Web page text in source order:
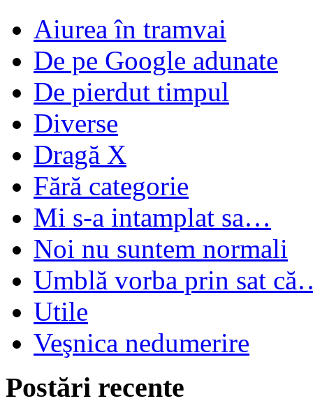
Aiurea în tramvai
De pe Google adunate
De pierdut timpul
Diverse
Dragă X
Fără categorie
Mi s-a intamplat sa…
Noi nu suntem normali
Umblă vorba prin sat
Utile
Veşnica nedumerire
Postări recente